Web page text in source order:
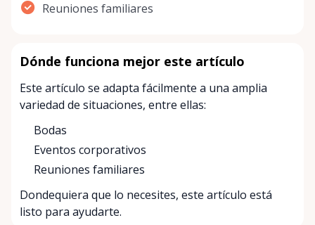
Reuniones familiares
Dónde funciona mejor este artículo
Este artículo se adapta fácilmente a una amplia
variedad de situaciones, entre ellas:
Bodas
Eventos corporativos
Reuniones familiares
Dondequiera que lo necesites, este artículo está
listo para ayudarte.